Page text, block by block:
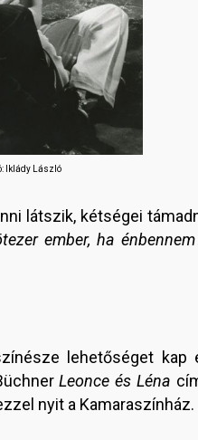
Iklády László
látszik, kétségei
ember, ha
lehetőséget kap
Leonce és Léna
nyit a Kamaraszínház.